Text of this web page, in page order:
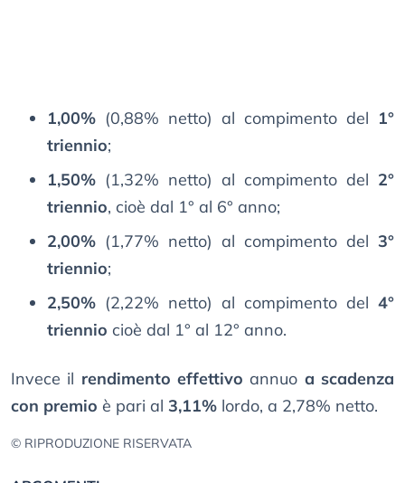
1,00% (0,88% netto) al compimento del 1°
triennio;
1,50% (1,32% netto) al compimento del 2°
triennio, cioè dal 1° al 6° anno;
2,00% (1,77% netto) al compimento del 3°
triennio;
2,50% (2,22% netto) al compimento del 4°
triennio cioè dal 1° al 12° anno.
Invece il rendimento effettivo annuo a scadenza
con premio è pari al 3,11% lordo, a 2,78% netto.
© RIPRODUZIONE RISERVATA